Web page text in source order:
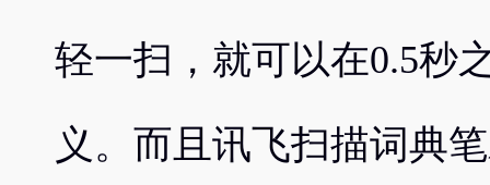
轻一扫，就可以在0.5秒
义。而且讯飞扫描词典